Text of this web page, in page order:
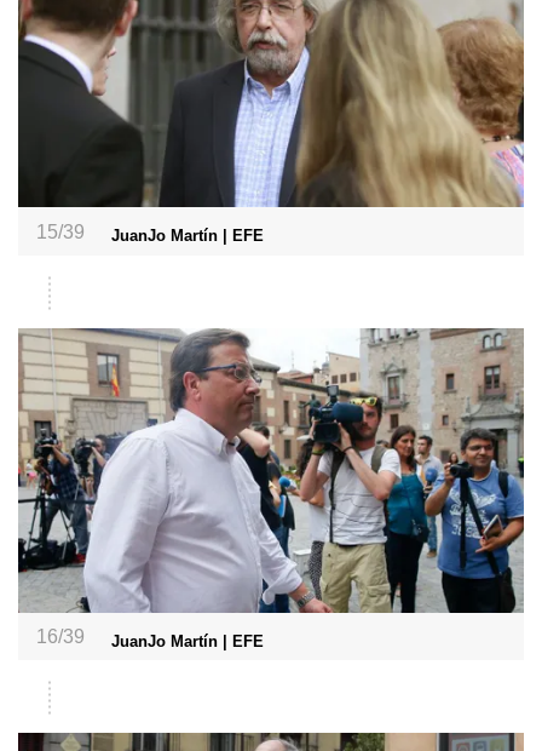
15/39 JuanJo Martín | EFE
16/39 JuanJo Martín | EFE